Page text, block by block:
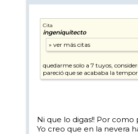
Cita
ingeniquitecto
quedarme solo a 7 tuyos,
pareció que se acababa la
Ni que lo digas!! Por como
Yo creo que en la nevera